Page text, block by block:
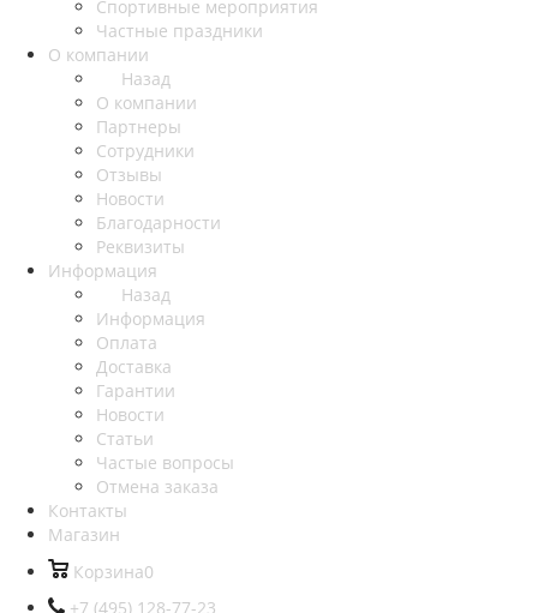
Спортивные мероприятия
Частные праздники
О компании
Назад
О компании
Партнеры
Сотрудники
Отзывы
Новости
Благодарности
Реквизиты
Информация
Назад
Информация
Оплата
Доставка
Гарантии
Новости
Статьи
Частые вопросы
Отмена заказа
Контакты
Магазин
Корзина0
+7 (495) 128-77-23